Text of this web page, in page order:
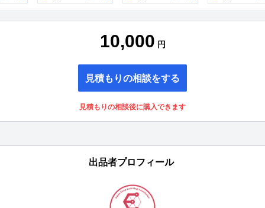
10,000 円
見積もりの相談をする
見積もりの相談後に購入できます
出品者プロフィール